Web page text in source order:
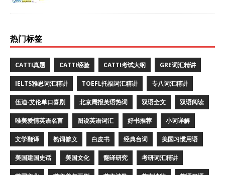
热门标签
CATTI真题 CATTI经验 CATTI考试大纲 GRE词汇精讲
IELTS雅思词汇精讲 TOEFL托福词汇精讲 专八词汇精讲
伍迪·艾伦单口喜剧 北京周报英语热词 双语全文 双语阅读
唯美爱情英语名言 图说英语词汇 好书推荐 小词详解
文学翻译 熟词僻义 白皮书 经典台词 美国习惯用语
美国建国史话 美国文化 翻译研究 考研词汇精讲